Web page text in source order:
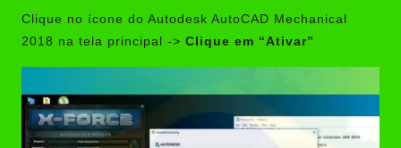
Clique no ícone do Autodesk AutoCAD Mechanical
2018 na tela principal -> Clique em “Ativar”